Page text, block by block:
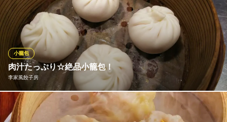
食材全てにこだわったミンミン餃子。強力粉100％にこだわり、皮
がとろけるようになめらかで、焼き目はパリッと香ばしくいくら
でも食べれます！じっくり寝かせて皮の旨味も引き出していま
す。具は白菜をたっぷり使用するのが特徴で豚肉、羊、ニンニク
などの18種類の具材とあいまって、絶妙な味のバランスが保たれ
ています。
ミンミン 南千日前本店
中華料理 餃子 なんば
大阪メトロ御堂筋線なんば駅 徒歩3分
大阪府大阪市中央区千日前2-11-25
肉汁たっぷり☆絶品小籠包！
李家風餃子房
小籠包
一口食べると肉汁がじゅわり♪口の中に広がる旨味に心躍る！『李
家風小籠包』4個638円(税込) その他絶品の『李家焼き餃子』6個3